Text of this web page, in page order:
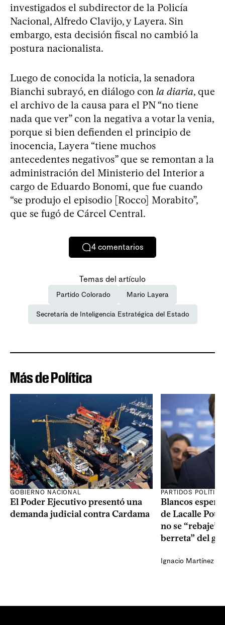
investigados el subdirector de la Policía
Nacional, Alfredo Clavijo, y Layera. Sin
embargo, esta decisión fiscal no cambió la
postura nacionalista.
Luego de conocida la noticia, la senadora
Bianchi subrayó, en diálogo con la diaria, que
el archivo de la causa para el PN “no tiene
nada que ver” con la negativa a votar la venia,
porque si bien defienden el principio de
inocencia, Layera “tiene muchos
antecedentes negativos” que se remontan a la
administración del Ministerio del Interior a
cargo de Eduardo Bonomi, que fue cuando
“se produjo el episodio [Rocco] Morabito”,
que se fugó de Cárcel Central.
4 comentarios
Temas del artículo
Partido Colorado Mario Layera
Secretaría de Inteligencia Estratégica del Estado
Más de Política
GOBIERNO NACIONAL
El Poder Ejecutivo presentó una
demanda judicial contra Cardama
PARTIDOS
Blancos
de Lacalle Pou
no se “rebaje”
berreta” del
Ignacio Martínez